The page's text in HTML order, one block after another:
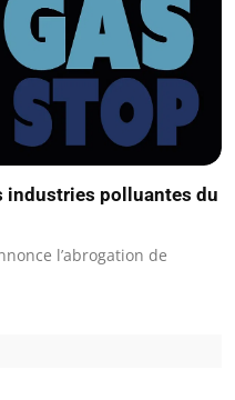
industries polluantes du
l’abrogation de